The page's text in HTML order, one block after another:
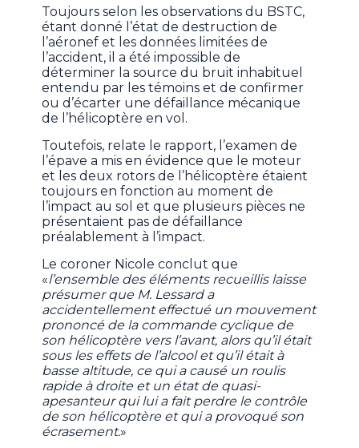
Toujours selon les observations du BSTC,
étant donné l’état de destruction de
l’aéronef et les données limitées de
l’accident, il a été impossible de
déterminer la source du bruit inhabituel
entendu par les témoins et de confirmer
ou d’écarter une défaillance mécanique
de l’hélicoptère en vol.
Toutefois, relate le rapport, l’examen de
l’épave a mis en évidence que le moteur
et les deux rotors de l’hélicoptère étaient
toujours en fonction au moment de
l’impact au sol et que plusieurs pièces ne
présentaient pas de défaillance
préalablement à l’impact.
Le coroner Nicole conclut que
«l’ensemble des éléments recueillis laisse
présumer que M. Lessard a
accidentellement effectué un mouvement
prononcé de la commande cyclique de
son hélicoptère vers l’avant, alors qu’il était
sous les effets de l’alcool et qu’il était à
basse altitude, ce qui a causé un roulis
rapide à droite et un état de quasi-
apesanteur qui lui a fait perdre le contrôle
de son hélicoptère et qui a provoqué son
écrasement.»